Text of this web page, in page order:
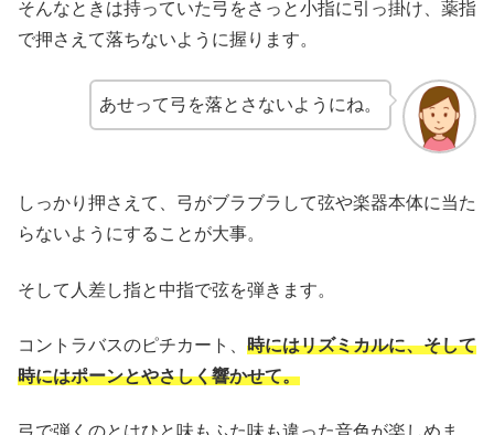
そんなときは持っていた弓をさっと小指に引っ掛け、薬指
で押さえて落ちないように握ります。
あせって弓を落とさないようにね。
しっかり押さえて、弓がブラブラして弦や楽器本体に当た
らないようにすることが大事。
そして人差し指と中指で弦を弾きます。
コントラバスのピチカート、 時にはリズミカルに、そして
時にはポーンとやさしく響かせて。